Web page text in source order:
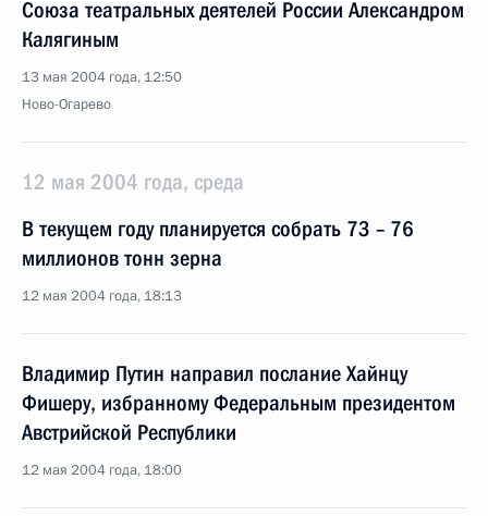
Союза театральных деятелей России Александром
Калягиным
13 мая 2004 года, 12:50
Ново-Огарево
12 мая 2004 года, среда
В текущем году планируется собрать 73 – 76
миллионов тонн зерна
12 мая 2004 года, 18:13
Владимир Путин направил послание Хайнцу
Фишеру, избранному Федеральным президентом
Австрийской Республики
12 мая 2004 года, 18:00